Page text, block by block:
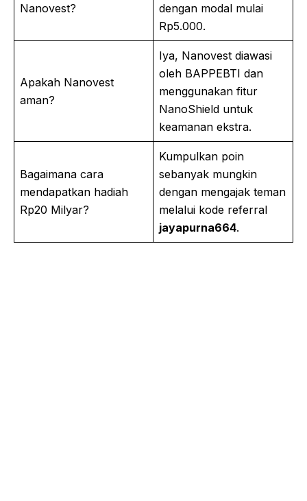
Nanovest?
dengan modal mulai
Rp5.000.
Apakah Nanovest
aman?
Iya, Nanovest diawasi
oleh BAPPEBTI dan
menggunakan fitur
NanoShield untuk
keamanan ekstra.
Bagaimana cara
mendapatkan hadiah
Rp20 Milyar?
Kumpulkan poin
sebanyak mungkin
dengan mengajak teman
melalui kode referral
jayapurna664.